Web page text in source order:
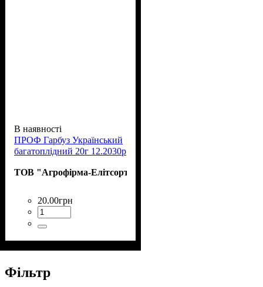
В наявності
ПРОФ Гарбуз Український
багатоплідний 20г 12.2030р
ТОВ "Агрофірма-Елітсортнасіння"
20.00грн
Фільтр